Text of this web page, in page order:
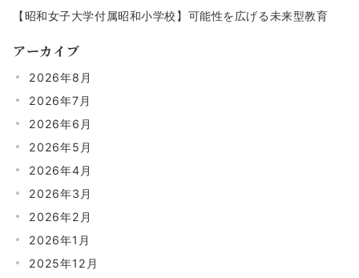
【昭和女子大学付属昭和小学校】可能性を広げる未来型教育
アーカイブ
2026年8月
2026年7月
2026年6月
2026年5月
2026年4月
2026年3月
2026年2月
2026年1月
2025年12月